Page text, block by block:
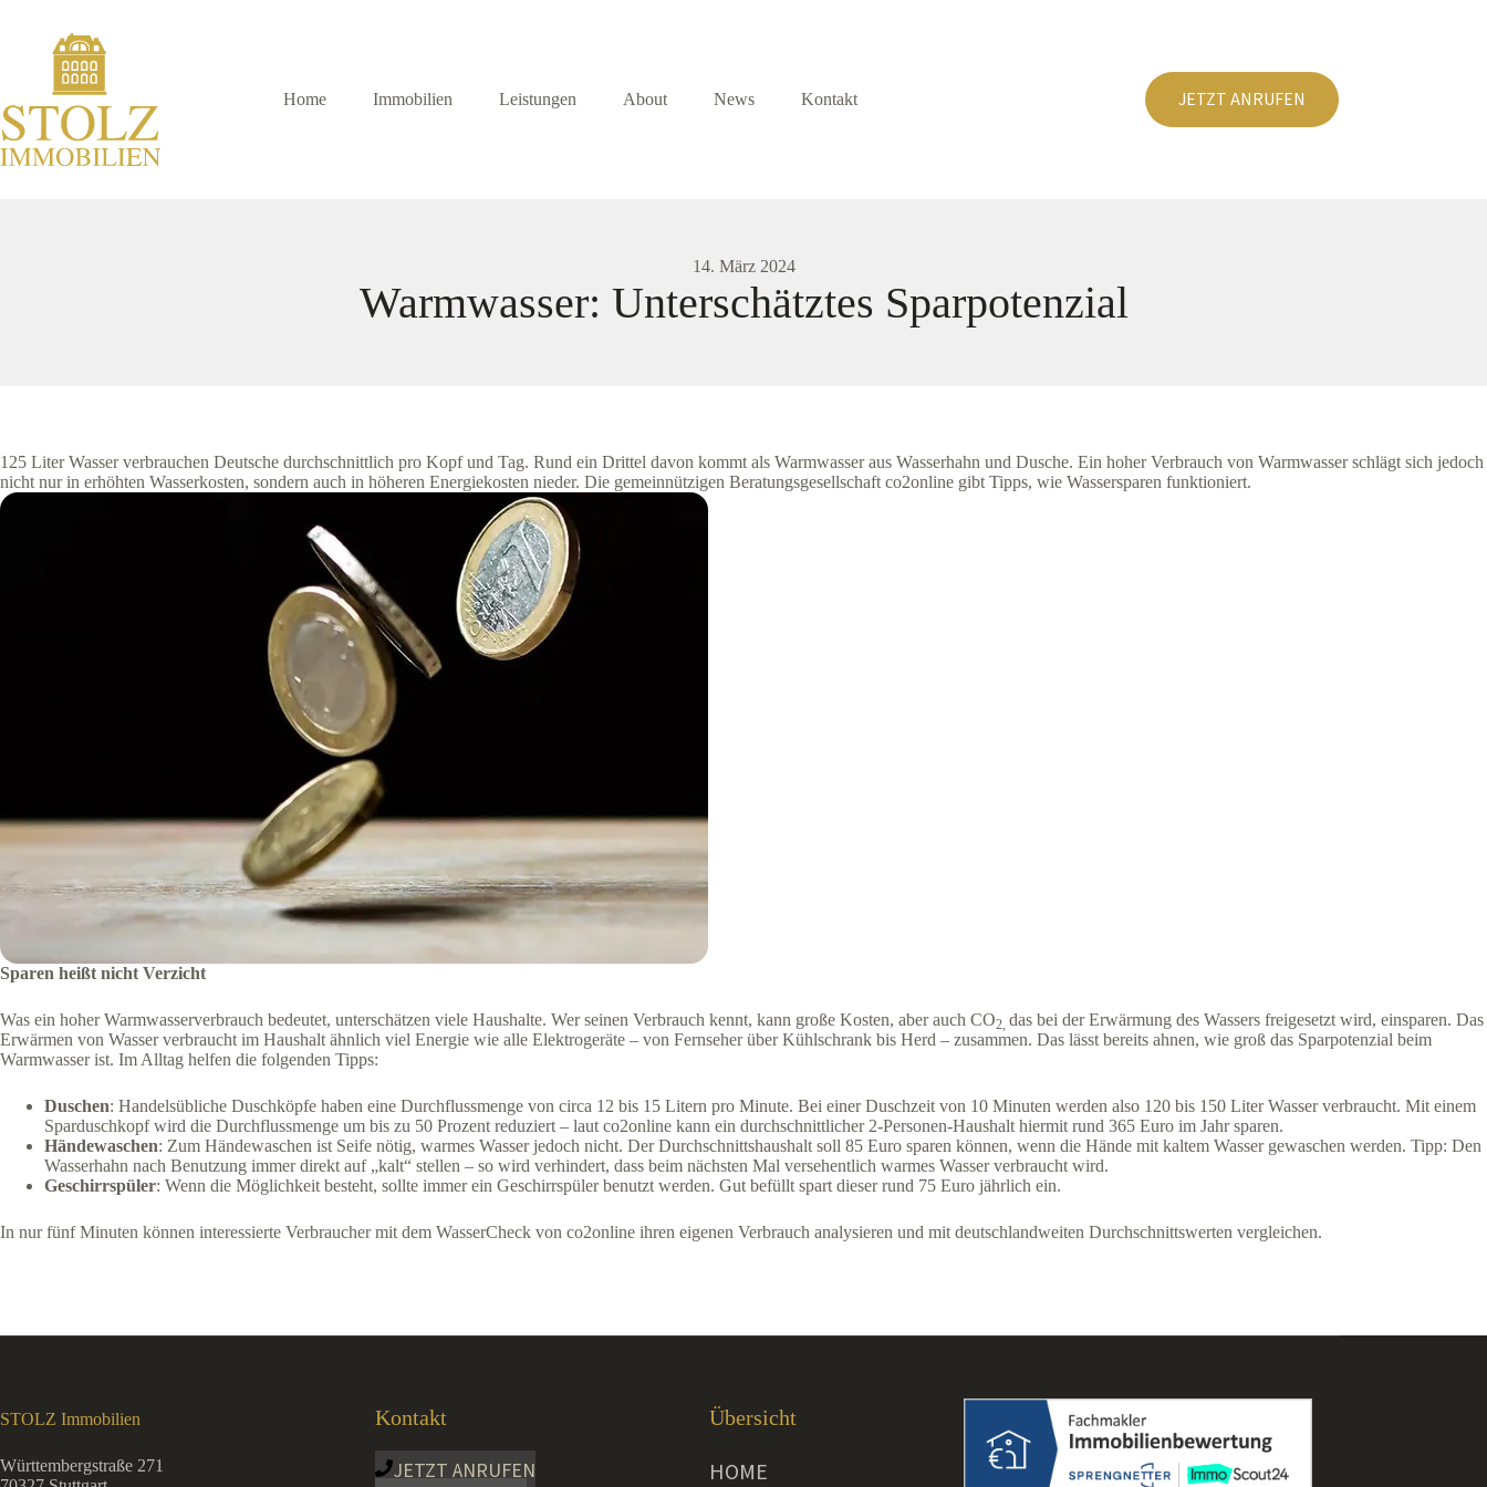
springen
Home Immobilien Leistungen About News Kontakt JETZT ANRUFEN
14. März 2024
Warmwasser: Unterschätztes Sparpotenzial
125 Liter Wasser verbrauchen Deutsche durchschnittlich pro Kopf und Tag. Rund ein Drittel davon kommt als Warmwasser aus Wasserhahn und Dusche. Ein hoher Verbrauch von Warmwasser schlägt sich jedoch
nicht nur in erhöhten Wasserkosten, sondern auch in höheren Energiekosten nieder. Die gemeinnützigen Beratungsgesellschaft co2online gibt Tipps, wie Wassersparen funktioniert.
Sparen heißt nicht Verzicht
Was ein hoher Warmwasserverbrauch bedeutet, unterschätzen viele Haushalte. Wer seinen Verbrauch kennt, kann große Kosten, aber auch CO2, das bei der Erwärmung des Wassers freigesetzt wird, einsparen. Das
Erwärmen von Wasser verbraucht im Haushalt ähnlich viel Energie wie alle Elektrogeräte – von Fernseher über Kühlschrank bis Herd – zusammen. Das lässt bereits ahnen, wie groß das Sparpotenzial beim
Warmwasser ist. Im Alltag helfen die folgenden Tipps:
Duschen: Handelsübliche Duschköpfe haben eine Durchflussmenge von circa 12 bis 15 Litern pro Minute. Bei einer Duschzeit von 10 Minuten werden also 120 bis 150 Liter Wasser verbraucht. Mit einem
Sparduschkopf wird die Durchflussmenge um bis zu 50 Prozent reduziert – laut co2online kann ein durchschnittlicher 2-Personen-Haushalt hiermit rund 365 Euro im Jahr sparen.
Händewaschen: Zum Händewaschen ist Seife nötig, warmes Wasser jedoch nicht. Der Durchschnittshaushalt soll 85 Euro sparen können, wenn die Hände mit kaltem Wasser gewaschen werden. Tipp: Den
Wasserhahn nach Benutzung immer direkt auf „kalt“ stellen – so wird verhindert, dass beim nächsten Mal versehentlich warmes Wasser verbraucht wird.
Geschirrspüler: Wenn die Möglichkeit besteht, sollte immer ein Geschirrspüler benutzt werden. Gut befüllt spart dieser rund 75 Euro jährlich ein.
In nur fünf Minuten können interessierte Verbraucher mit dem WasserCheck von co2online ihren eigenen Verbrauch analysieren und mit deutschlandweiten Durchschnittswerten vergleichen.
STOLZ Immobilien
Württembergstraße 271
Kontakt
JETZT ANRUFEN
Übersicht
HOME